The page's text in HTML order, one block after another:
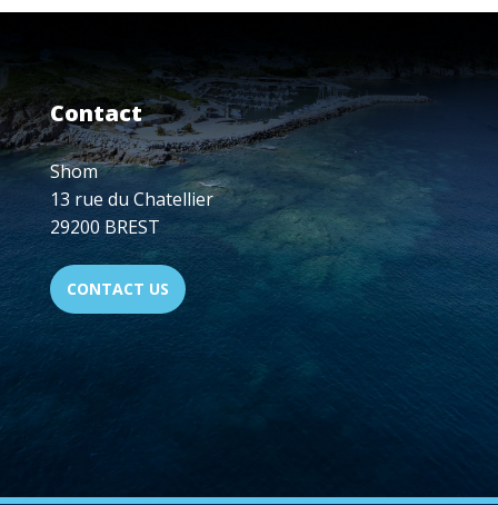
Contact
Shom
13 rue du Chatellier
29200 BREST
CONTACT US